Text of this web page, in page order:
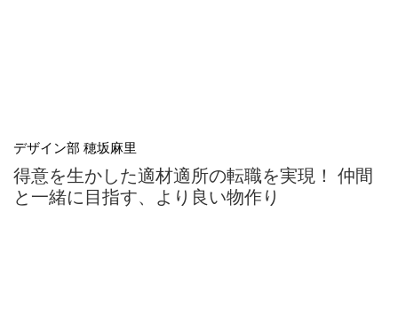
デザイン部 穂坂麻里
得意を生かした適材適所の転職を実現！ 仲間
と一緒に目指す、より良い物作り